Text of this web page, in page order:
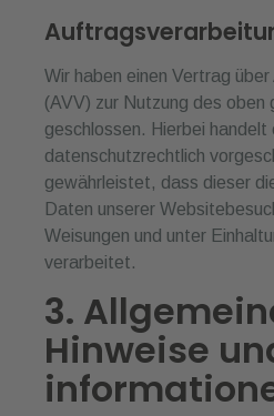
Wir haben einen Vertrag
(AVV) zur Nutzung des oben
geschlossen. Hierbei handelt
datenschutzrechtlich
gewährleistet, dass dieser
Daten unserer
Weisungen und unter
verarbeitet.
3.
Hinweise